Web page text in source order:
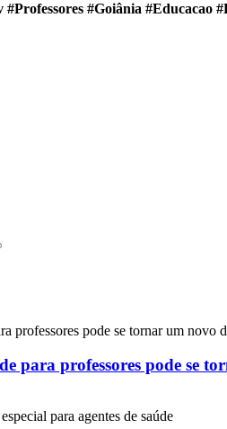
#Goiânia #Educacao
para professores pode se